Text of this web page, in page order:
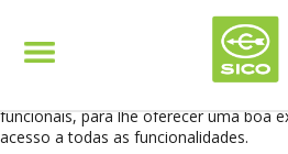
Defina as suas preferências de
website.
funcionais, para lhe oferecer uma boa
acesso a todas as funcionalidades.